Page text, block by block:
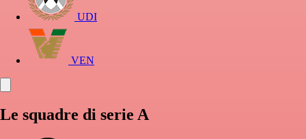
UDI
VEN
Le squadre di serie A